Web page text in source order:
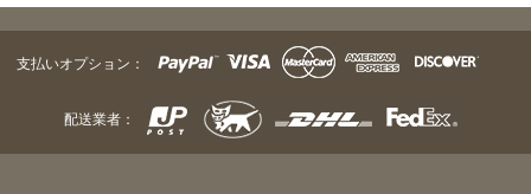
支払いオプション：
配送業者：